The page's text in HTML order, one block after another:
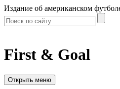
Издание об американском
First & Goal
Открыть меню